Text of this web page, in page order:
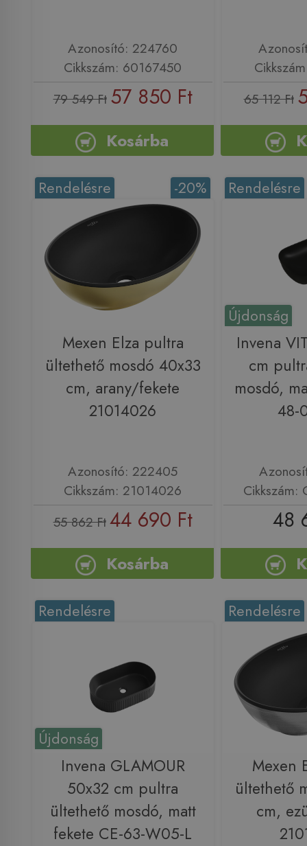
Azonosító: 224760
Cikkszám: 60167450
79 549 Ft 57 850 Ft
Kosárba
65 112 Ft
-20%
Rendelésre
Mexen Elza pultra
ültethető mosdó 40x33
cm, arany/fekete
21014026
Azonosító: 222405
Cikkszám: 21014026
55 862 Ft 44 690 Ft
Kosárba
Újdonság
Rendelésre
Invena
cm
mosdó,
48-
Cikkszám:
48
Újdonság
Rendelésre
Invena GLAMOUR
50x32 cm pultra
ültethető mosdó, matt
fekete CE-63-W05-L
Rendelésre
Mexen
ültethető
cm,